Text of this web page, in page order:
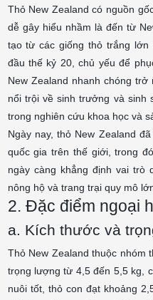
Thỏ New Zealand có nguồn
dễ gây hiểu nhầm là đến từ
tạo từ các giống thỏ trắng
đầu thế kỷ 20, chủ yếu để
New Zealand nhanh chóng
nổi trội về sinh trưởng và sinh
trong nghiên cứu khoa học và
Ngày nay, thỏ New Zealand
quốc gia trên thế giới, trong
ngày càng khẳng định vai trò
nông hộ và trang trại quy mô
2. Đặc điểm ngoại
a. Kích thước và
Thỏ New Zealand thuộc nhóm
trọng lượng từ 4,5 đến 5,5 kg,
nuôi tốt, thỏ con đạt khoảng